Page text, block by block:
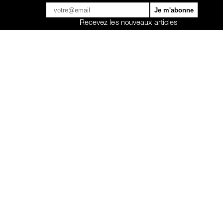
Recevez les nouveaux articles